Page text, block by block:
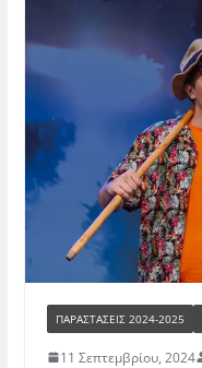
ΠΑΡΑΣΤΆΣΕΙΣ 2024-2025
11 Σεπτεμβρίου, 2024